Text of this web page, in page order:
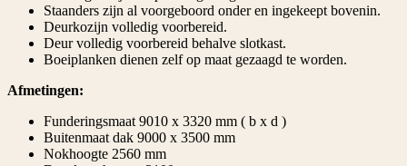
Staanders zijn al voorgeboord onder en ingekeept bovenin.
Deurkozijn volledig voorbereid.
Deur volledig voorbereid behalve slotkast.
Boeiplanken dienen zelf op maat gezaagd te worden.
Afmetingen:
Funderingsmaat 9010 x 3320 mm ( b x d )
Buitenmaat dak 9000 x 3500 mm
Nokhoogte 2560 mm